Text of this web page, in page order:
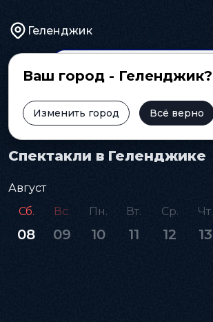
Геленджик
Ваш город - Геленджик?
Изменить город Всё верно
Главная Афиша Спектакль
Спектакли в Геленджике
Август
Сб.
08
Вс.
09
Пн.
10
Вт.
11
Ср.
12
Чт.
13